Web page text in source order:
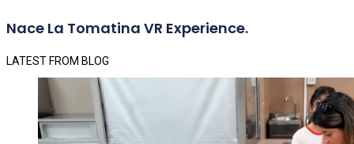
Nace La Tomatina VR Experience.
LATEST FROM BLOG